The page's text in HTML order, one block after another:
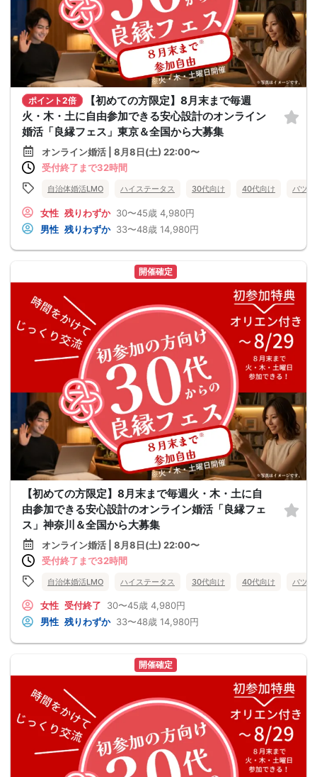
ポイント2倍
【初めての方限定】8月末まで毎週
火・木・土に自由参加できる安心設計のオンライン
婚活「良縁フェス」東京＆全国から大募集
オンライン婚活 | 8月8日(土) 22:00〜
受付終了まで32時間
自治体婚活LMO ハイステータス 30代向け 40代向け バツ
女性 残りわずか 30〜45歳 4,980円
男性 残りわずか 33〜48歳 14,980円
開催確定
【初めての方限定】8月末まで毎週火・木・土に自
由参加できる安心設計のオンライン婚活「良縁フェ
ス」神奈川＆全国から大募集
オンライン婚活 | 8月8日(土) 22:00〜
受付終了まで32時間
自治体婚活LMO ハイステータス 30代向け 40代向け バツ
女性 受付終了 30〜45歳 4,980円
男性 残りわずか 33〜48歳 14,980円
開催確定